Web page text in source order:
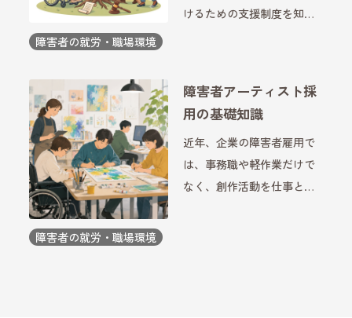
障害者の就労・職場環境
けるための支援制度を知る
解することで、自分に合っ
た働き方を選びやすくなり
ます。企業側にとっても、
制度 […]
障害者の就労・職場環境
障害者アーティスト採
用の基礎知識
近年、企業の障害者雇用で
は、事務職や軽作業だけで
なく、創作活動を仕事とし